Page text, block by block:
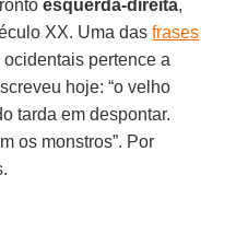
esquerda-direita,
XX. Uma dasfrases
pertence a
hoje: “o velho
tarda em despontar.
os monstros”. Por